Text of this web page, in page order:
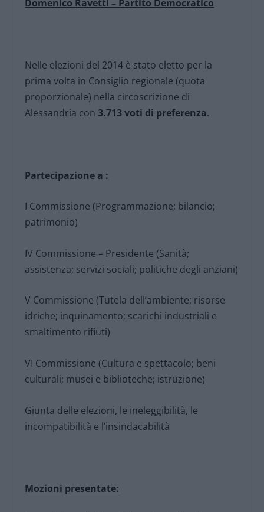
Domenico Ravetti – Partito Democratico
Nelle elezioni del 2014 è stato eletto per la
prima volta in Consiglio regionale (quota
proporzionale) nella circoscrizione di
Alessandria con3.713 voti di preferenza.
Partecipazione a :
I Commissione (Programmazione; bilancio;
patrimonio)
IV Commissione – Presidente (Sanità;
assistenza; servizi sociali; politiche degli anziani)
V Commissione (Tutela dell’ambiente; risorse
idriche; inquinamento; scarichi industriali e
smaltimento rifiuti)
VI Commissione (Cultura e spettacolo; beni
culturali; musei e biblioteche; istruzione)
Giunta delle elezioni, le ineleggibilità, le
incompatibilità e l’insindacabilità
Mozioni presentate: